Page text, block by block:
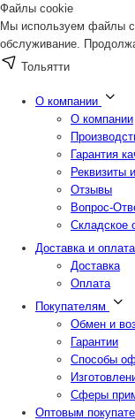
Файлы cookie
Мы используем файлы
обслуживание.
Тольятти
О компании
О компании
Гарантия
Реквизиты
Отзывы
Вопрос-
Складское
Доставка и оплата
Доставка
Оплата
Покупателям
Обмен и
Гарантии
Способы
Сферы
Оптовым